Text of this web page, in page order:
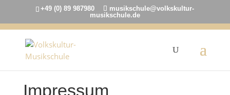
+49 (0) 89 987980
musikschule@volkskultur-
musikschule.de
Impressum